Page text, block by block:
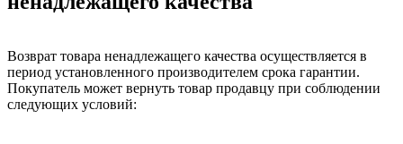
Возврат товара ненадлежащего качества осуществляется в
период установленного производителем срока гарантии.
Покупатель может вернуть товар продавцу при соблюдении
следующих условий: